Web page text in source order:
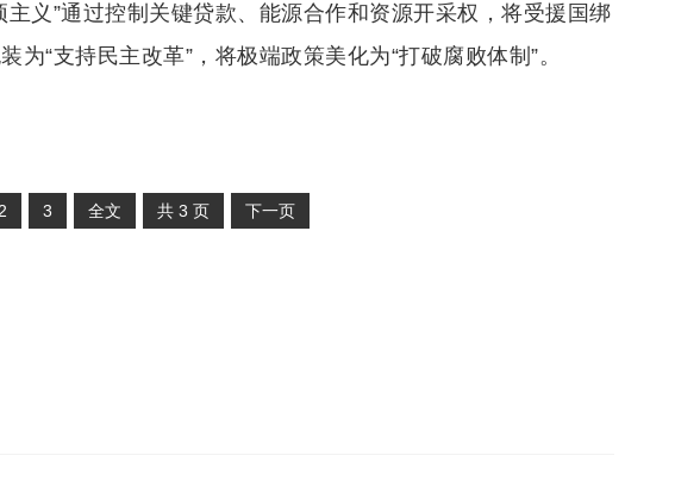
主义”通过控制关键贷款、能源合作和资源开采权，将受援国绑
为“支持民主改革”，将极端政策美化为“打破腐败体制”。
2 3 全文 共 3 页 下一页